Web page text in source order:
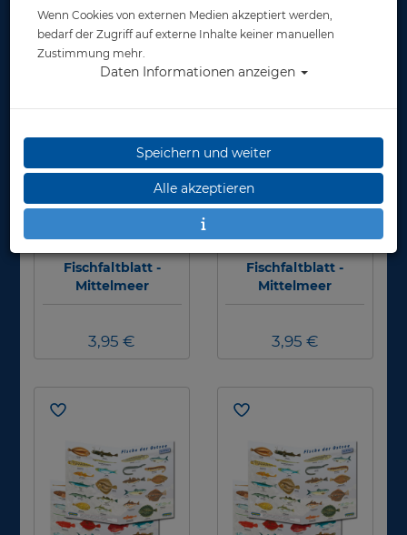
Fischfaltblatt -
Mittelmeer
3,95 €
Fischfaltblatt -
Mittelmeer
3,95 €
Wenn Cookies von externen Medien akzeptiert werden,
bedarf der Zugriff auf externe Inhalte keiner manuellen
Zustimmung mehr.
Daten Informationen anzeigen
Speichern und weiter
Alle akzeptieren